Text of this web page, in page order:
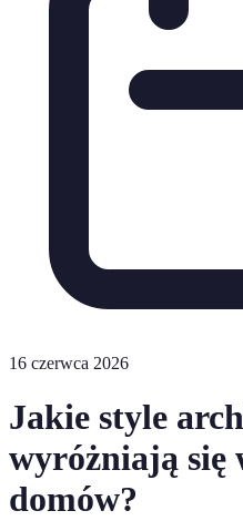
16 czerwca 2026
Jakie style
wyróżniają się
domów?